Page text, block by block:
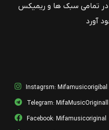
در تمامی سبک ها و ریمیکس
آورد
Instagrsm: Mifamusicorigibal
Telegram: MifaMusicOriginall
Facebook: Mifamusicoriginal